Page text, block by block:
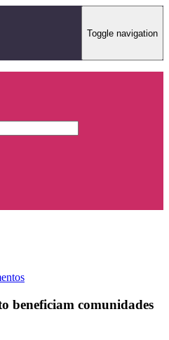
Toggle navigation
beneficiam comunidades